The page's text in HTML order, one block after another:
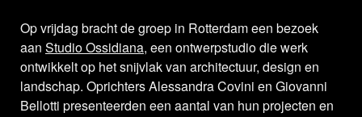
Op vrijdag bracht de groep in Rotterdam een bezoek
aan Studio Ossidiana, een ontwerpstudio die werk
ontwikkelt op het snijvlak van architectuur, design en
landschap. Oprichters Alessandra Covini en Giovanni
Bellotti presenteerden een aantal van hun projecten en